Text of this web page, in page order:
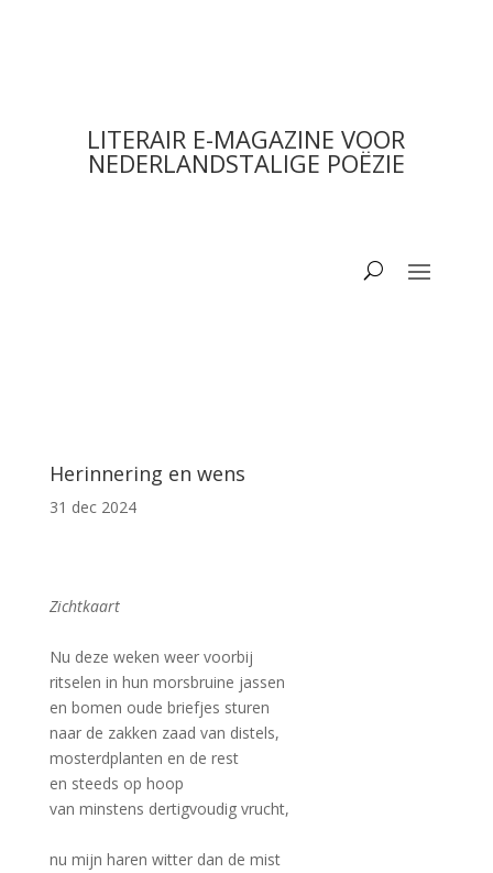
LITERAIR E-MAGAZINE VOOR
NEDERLANDSTALIGE POËZIE
Herinnering en wens
31 dec 2024
Zichtkaart
Nu deze weken weer voorbij
ritselen in hun morsbruine jassen
en bomen oude briefjes sturen
naar de zakken zaad van distels,
mosterdplanten en de rest
en steeds op hoop
van minstens dertigvoudig vrucht,
nu mijn haren witter dan de mist